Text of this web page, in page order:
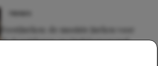
Feestjurken: de mooiste jurken voor
de Kerstdagen en Oudejaarsavond